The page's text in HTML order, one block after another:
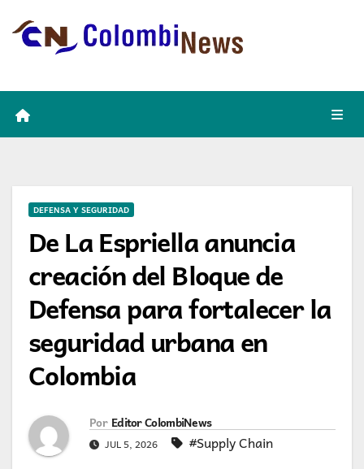
DEFENSA Y SEGURIDAD
De La Espriella anuncia
creación del Bloque de
Defensa para fortalecer la
seguridad urbana en
Colombia
Por Editor ColombiNews
JUL 5, 2026 #Supply Chain